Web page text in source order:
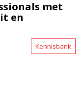
met
en
Kennisbank